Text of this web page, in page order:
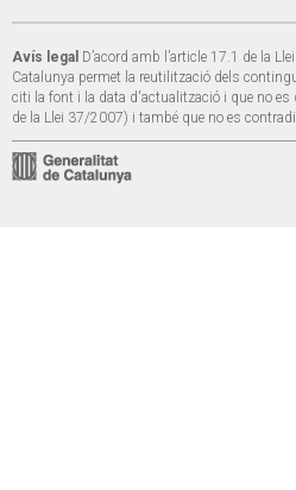
Avís legal D’acord amb l’article 17.1 de la
Catalunya permet la reutilització dels
citi la font i la data d'actualització i que no
de la Llei 37/2007) i també que no es